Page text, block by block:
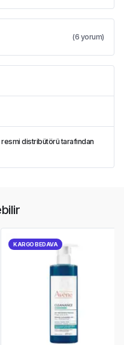
(6 yorum)
distribütörü tarafından
KARGO BEDAVA